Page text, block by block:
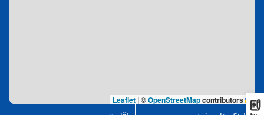
Leaflet
|©OpenStreetMapcontributors